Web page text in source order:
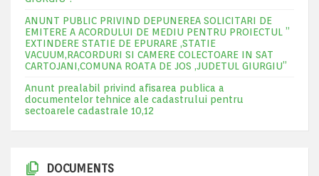
ANUNT PUBLIC PRIVIND DEPUNEREA SOLICITARI DE
EMITERE A ACORDULUI DE MEDIU PENTRU PROIECTUL ”
EXTINDERE STATIE DE EPURARE ,STATIE
VACUUM,RACORDURI SI CAMERE COLECTOARE IN SAT
CARTOJANI,COMUNA ROATA DE JOS ,JUDETUL GIURGIU”
Anunt prealabil privind afisarea publica a
documentelor tehnice ale cadastrului pentru
sectoarele cadastrale 10,12
DOCUMENTS